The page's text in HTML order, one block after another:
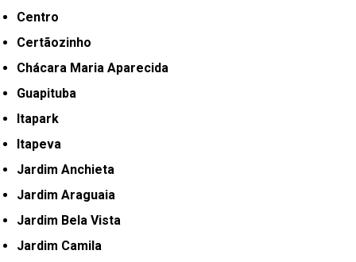
Centro
Certãozinho
Chácara Maria Aparecida
Guapituba
Itapark
Itapeva
Jardim Anchieta
Jardim Araguaia
Jardim Bela Vista
Jardim Camila